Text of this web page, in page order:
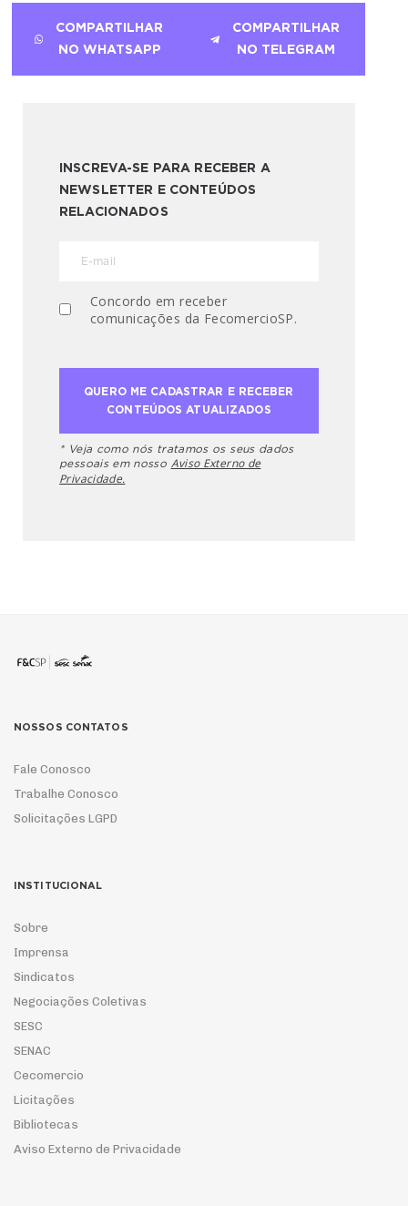
COMPARTILHAR
NO WHATSAPP
COMPARTILHAR
NO TELEGRAM
INSCREVA-SE PARA RECEBER A
NEWSLETTER E CONTEÚDOS
RELACIONADOS
Concordo em receber
comunicações da FecomercioSP.
* Veja como nós tratamos os seus dados
pessoais em nosso Aviso Externo de
Privacidade.
NOSSOS CONTATOS
Fale Conosco
Trabalhe Conosco
Solicitações LGPD
INSTITUCIONAL
Sobre
Imprensa
Sindicatos
Negociações Coletivas
SESC
SENAC
Cecomercio
Licitações
Bibliotecas
Aviso Externo de Privacidade